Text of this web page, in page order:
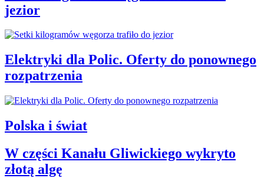
jezior
Elektryki dla Polic. Oferty do ponownego
rozpatrzenia
Polska i świat
W części Kanału Gliwickiego wykryto
złotą algę